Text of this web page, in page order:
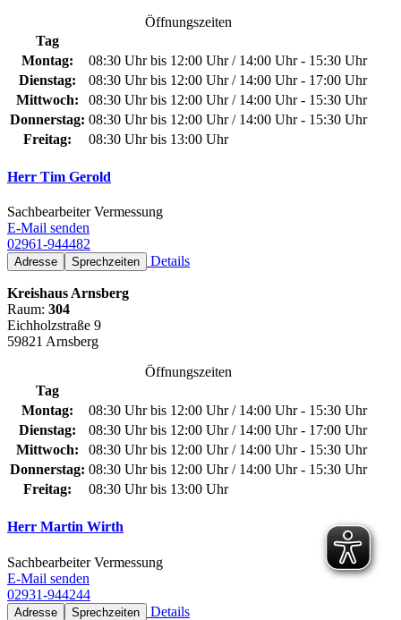
Öffnungszeiten
Tag
Montag:
08:30 Uhr bis 12:00 Uhr / 14:00 Uhr - 15:30 Uhr
Dienstag:
08:30 Uhr bis 12:00 Uhr / 14:00 Uhr - 17:00 Uhr
Mittwoch:
08:30 Uhr bis 12:00 Uhr / 14:00 Uhr - 15:30 Uhr
Donnerstag: 08:30 Uhr bis 12:00 Uhr / 14:00 Uhr - 15:30 Uhr
Freitag:
08:30 Uhr bis 13:00 Uhr
Herr Tim Gerold
Sachbearbeiter Vermessung
E-Mail senden
02961-944482
Adresse Sprechzeiten Details
Kreishaus Arnsberg
Raum: 304
Eichholzstraße 9
59821 Arnsberg
Öffnungszeiten
Tag
Montag:
08:30 Uhr bis 12:00 Uhr / 14:00 Uhr - 15:30 Uhr
Dienstag:
08:30 Uhr bis 12:00 Uhr / 14:00 Uhr - 17:00 Uhr
Mittwoch:
08:30 Uhr bis 12:00 Uhr / 14:00 Uhr - 15:30 Uhr
Donnerstag: 08:30 Uhr bis 12:00 Uhr / 14:00 Uhr - 15:30 Uhr
Freitag:
08:30 Uhr bis 13:00 Uhr
Herr Martin Wirth
Sachbearbeiter Vermessung
E-Mail senden
02931-944244
Adresse Sprechzeiten Details